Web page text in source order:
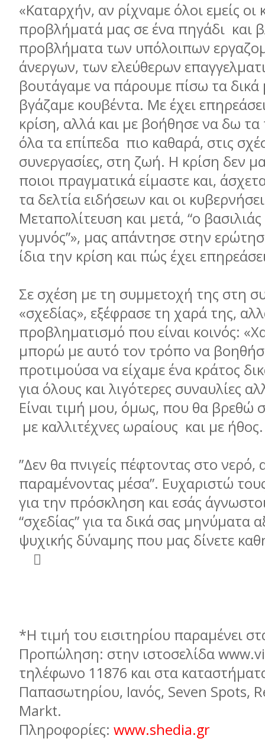
«Καταρχήν, αν ρίχναµε όλοι εµείς οι
προβλήµατά µας σε ένα πηγάδι και
προβλήµατα των υπόλοιπων
άνεργων, των ελεύθερων
βουτάγαµε να πάρουµε πίσω τα δικά
βγάζαµε κουβέντα. Με έχει
κρίση, αλλά και µε βοήθησε να δω
όλα τα επίπεδα πιο καθαρά, στις
συνεργασίες, στη ζωή. Η κρίση δεν
ποιοι πραγµατικά είµαστε και,
τα δελτία ειδήσεων και οι
Μεταπολίτευση και µετά, “ο
γυµνός”», µας απάντησε στην
ίδια την κρίση και πώς έχει
Σε σχέση µε τη συµµετοχή της στη
«σχεδίας», εξέφρασε τη χαρά της,
προβληµατισµό που είναι κοινός:
µπορώ µε αυτό τον τρόπο να
προτιµούσα να είχαµε ένα κράτος
για όλους και λιγότερες συναυλίες
Είναι τιµή µου, όµως, που θα βρεθώ
µε καλλιτέχνες ωραίους και µε
”Δεν θα πνιγείς πέφτοντας στο νερό,
παραµένοντας µέσα”. Ευχαριστώ
για την πρόσκληση και εσάς
“σχεδίας” για τα δικά σας µηνύµατα
ψυχικής δύναµης που µας δίνετε

*Η τιµή του εισιτηρίου παραµένει
Προπώληση: στην ιστοσελίδα
τηλέφωνο 11876 και στα
Παπασωτηρίου, Ιανός, Seven Spots,
Markt.
Πληροφορίες: www.shedia.gr